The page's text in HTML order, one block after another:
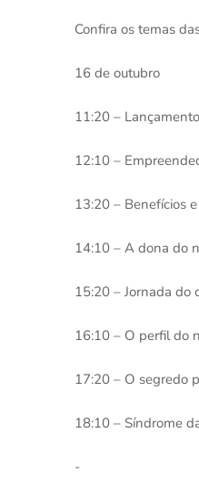
Confira os temas
16 de outubro
11:20 –
12:10 –
13:20 – Benefícios
14:10 – A dona do
15:20 – Jornada do
16:10 – O perfil do
17:20 – O segredo
18:10 – Síndrome
-